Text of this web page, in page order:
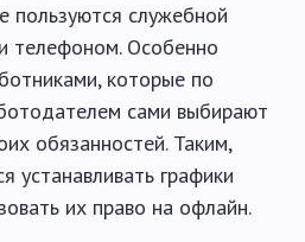
пользуются служебной
телефоном. Особенно
которые по
сами выбирают
обязанностей. Таким,
устанавливать графики
их право на офлайн.